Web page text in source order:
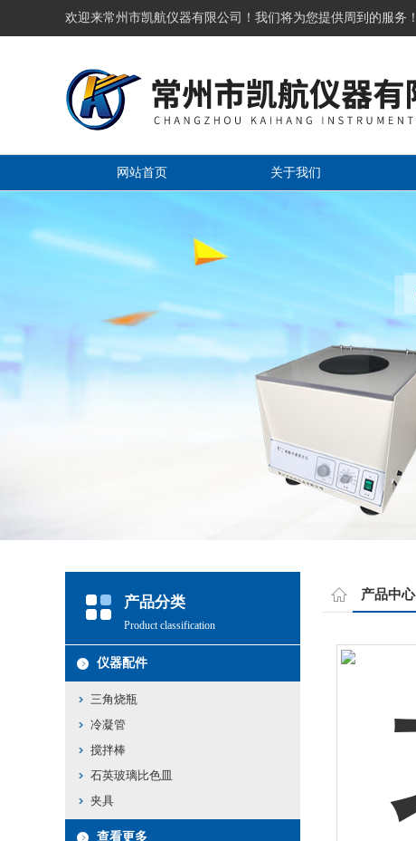
欢迎来常州市凯航仪器有限公司！我们将为您提供周到的服务！
网站首页 关于我们
产品中心
产品分类
Product classification
仪器配件
三角烧瓶
冷凝管
搅拌棒
石英玻璃比色皿
夹具
查看更多